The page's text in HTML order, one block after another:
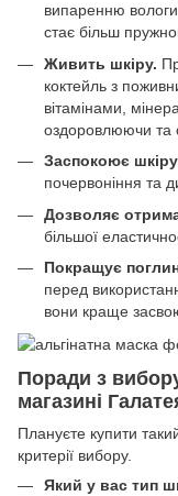
випаренню
стає більш
Живить шкіру.
коктейль з
вітамінами,
оздоровлюючи та
Заспокоює шкіру
почервоніння та
Дозволяє
більшої
Покращує
перед
вони краще
Поради з
магазині
Плануєте купити
критерії вибору.
Який у вас тип